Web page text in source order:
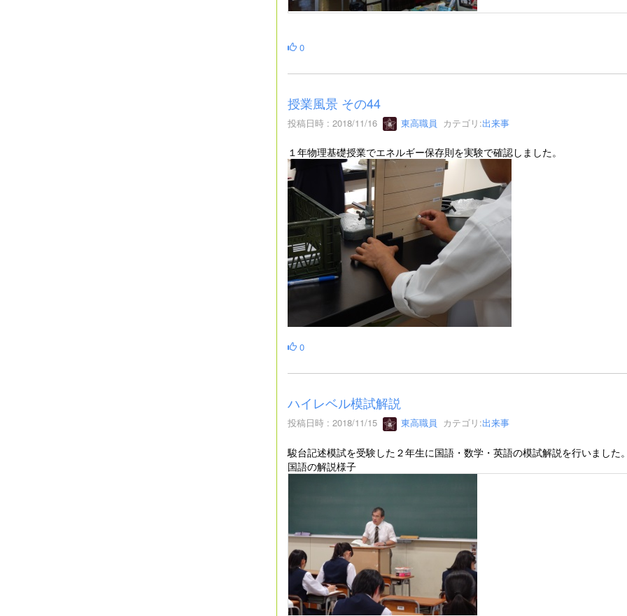
0
授業風景 その44
投稿日時 : 2018/11/16 東高職員 カテゴリ:出来事
１年物理基礎授業でエネルギー保存則を実験で確認しました。
0
ハイレベル模試解説
投稿日時 : 2018/11/15 東高職員 カテゴリ:出来事
駿台記述模試を受験した２年生に国語・数学・英語の模試解説を行いました
国語の解説様子